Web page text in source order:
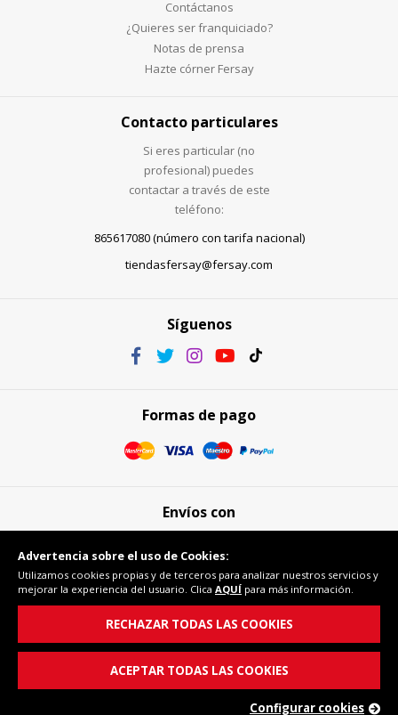
Contáctanos
¿Quieres ser franquiciado?
Notas de prensa
Hazte córner Fersay
Contacto particulares
Si eres particular (no
profesional) puedes
contactar a través de este
teléfono:
865617080 (número con tarifa nacional)
tiendasfersay@fersay.com
Síguenos
Formas de pago
Envíos con
Compra segura
Advertencia sobre el uso de Cookies:
Utilizamos cookies propias y de terceros para analizar nuestros servicios y
mejorar la experiencia del usuario. Clica AQUÍ para más información.
RECHAZAR TODAS LAS COOKIES
ACEPTAR TODAS LAS COOKIES
Configurar cookies